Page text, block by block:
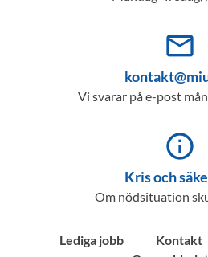
mail_outline
Vi svarar på e-post
info_outline
Kris och
Om nödsituation
Lediga jobb Kontakt